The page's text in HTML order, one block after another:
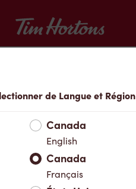
Tim Hortons
Menu
de Langue et Région
Canada
English
Canada
Français